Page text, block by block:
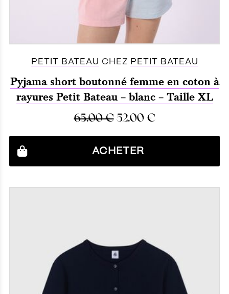
PETIT BATEAU CHEZ PETIT BATEAU
Pyjama short boutonné femme en coton à
rayures Petit Bateau – blanc – Taille XL
65.00€52.00 €
ACHETER